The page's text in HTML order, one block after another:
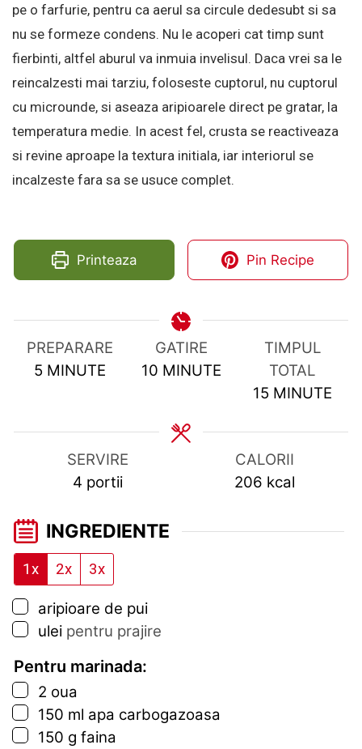
pe o farfurie, pentru ca aerul sa circule dedesubt si sa
nu se formeze condens. Nu le acoperi cat timp sunt
fierbinti, altfel aburul va inmuia invelisul. Daca vrei sa le
reincalzesti mai tarziu, foloseste cuptorul, nu cuptorul
cu microunde, si aseaza aripioarele direct pe gratar, la
temperatura medie. In acest fel, crusta se reactiveaza
si revine aproape la textura initiala, iar interiorul se
incalzeste fara sa se usuce complet.
Printeaza Pin Recipe
PREPARARE
5MINUTES
MINUTE
GATIRE
10MINUTES
MINUTE
TIMPUL
TOTAL
15 MINUTES
MINUTE
SERVIRE
4 portii
CALORII
206 kcal
INGREDIENTE
1x 2x 3x
▢
aripioare de pui
▢
ulei pentru prajire
Pentru marinada:
▢
2 oua
▢
150 ml apa carbogazoasa
▢
150 g faina